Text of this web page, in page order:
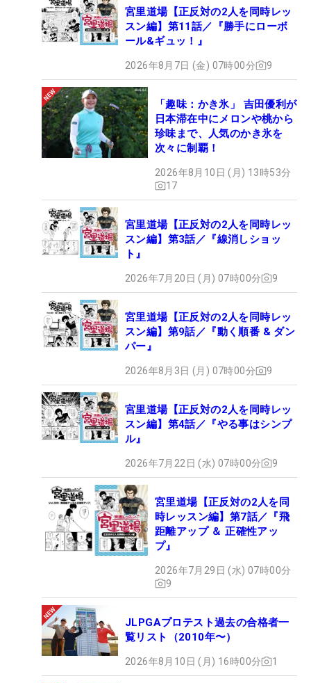
宮里道場【正反対の2人を同時レッ
スン編】第11話／『勝手にローボ
ール&ギュッ！』
2026年8月7日 (金) 07時00分 9
「趣味：かき氷」 吉田優利が
日本滞在中にメロンや桃から
珍味まで、人気のかき氷を
次々に制覇！
2026年8月10日 (月) 13時53分
17
宮里道場【正反対の2人を同時レッ
スン編】第3話／『線消しショッ
ト』
2026年7月20日 (月) 07時00分 9
宮里道場【正反対の2人を同時レッ
スン編】第9話／『動く順番 & ダン
パー』
2026年8月3日 (月) 07時00分 9
宮里道場【正反対の2人を同時レッ
スン編】第4話／『やる事はシンプ
ル』
2026年7月22日 (水) 07時00分 9
宮里道場【正反対の2人を同
時レッスン編】第7話／『飛
距離アップ ＆ 正確性アッ
プ』
2026年7月29日 (水) 07時00分
9
JLPGAプロテスト過去の合格者一
覧リスト（2010年〜）
2026年8月10日 (月) 16時00分 1